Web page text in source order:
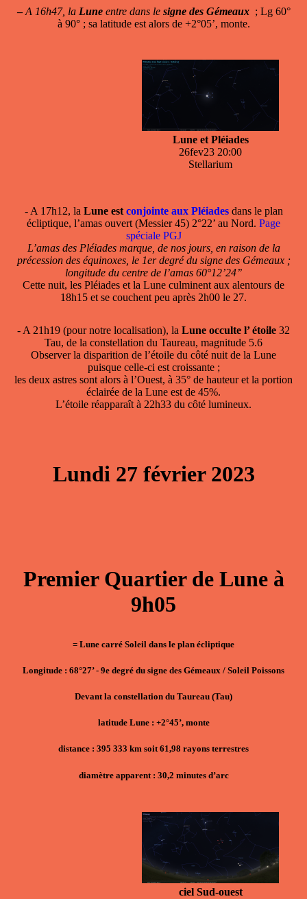
– A 16h47, la Luneentre dans le signe des Gémeaux ; Lg 60°
à 90° ; sa latitude est alors de +2°05’, monte.
Lune et Pléiades
26fev23 20:00
Stellarium
- A 17h12, la Lune est conjointe aux Pléiadesdans le plan
écliptique, l’amas ouvert (Messier 45) 2°22’ au Nord. Page
spéciale PGJ
L’amas des Pléiades marque, de nos jours, en raison de la
précession des équinoxes, le 1er degré du signe des Gémeaux ;
longitude du centre de l’amas 60°12’24’’
Cette nuit, les Pléiades et la Lune culminent aux alentours de
18h15 et se couchent peu après 2h00 le 27.
- A 21h19 (pour notre localisation), la Lune occulte l’ étoile 32
Tau, de la constellation du Taureau, magnitude 5.6
Observer la disparition de l’étoile du côté nuit de la Lune
puisque celle-ci est croissante ;
les deux astres sont alors à l’Ouest, à 35° de hauteur et la portion
éclairée de la Lune est de 45%.
L’étoile réapparaît à 22h33 du côté lumineux.
Lundi 27 février 2023
Premier Quartier de Lune à
9h05
= Lune carré Soleil dans le plan écliptique
Longitude : 68°27’ - 9e degré du signe des Gémeaux / Soleil Poissons
Devant la constellation du Taureau (Tau)
latitude Lune : +2°45’, monte
distance : 395 333 km soit 61,98 rayons terrestres
diamètre apparent : 30,2 minutes d’arc
ciel Sud-ouest